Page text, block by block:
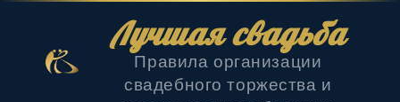
Лучшая свадьба
Правила организации
свадебного торжества и